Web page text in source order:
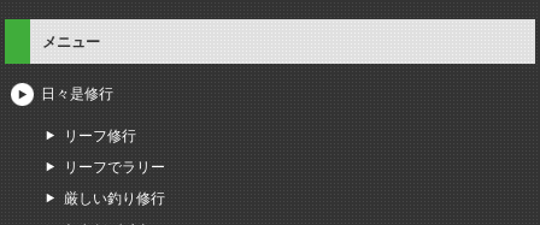
メニュー
日々是修行
リーフ修行
リーフでラリー
厳しい釣り修行